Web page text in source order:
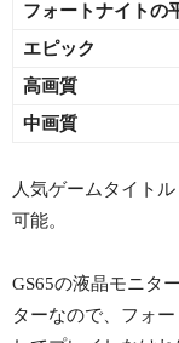
フォートナイトの
エピック
高画質
中画質
人気ゲームタイトル
可能。
GS65の液晶モニタ
ターなので、フォ